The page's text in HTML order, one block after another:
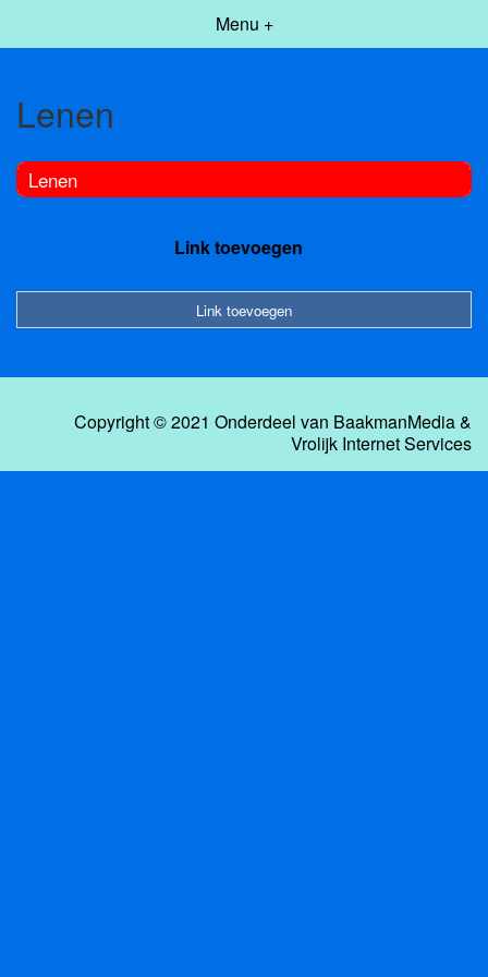
Menu +
Lenen
Lenen
Link toevoegen
Link toevoegen
Copyright © 2021 Onderdeel van BaakmanMedia&
Vrolijk Internet Services